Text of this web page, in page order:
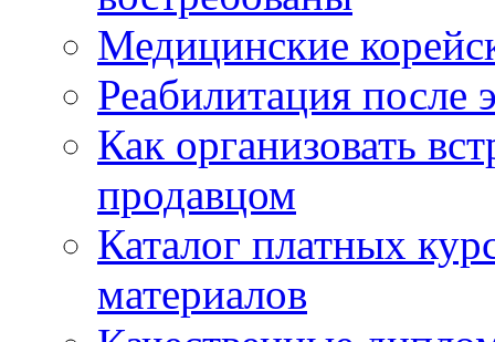
Медицинские
Реабилитация после
Как организовать
продавцом
Каталог платных
материалов